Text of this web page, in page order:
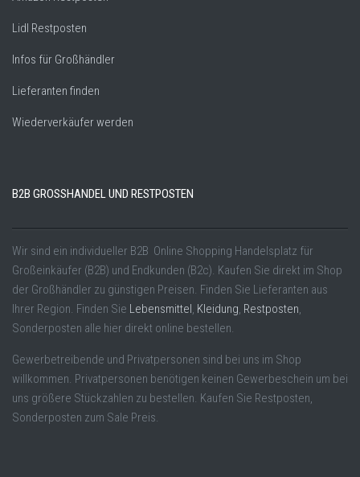
Lidl Restposten
Infos für Großhändler
Lieferanten finden
Wiederverkäufer werden
B2B GROSSHANDEL UND RESTPOSTEN
Wir sind ein individueller B2B Online Shopping Handelsplatz für
Großeinkäufer (B2B) und Endkunden (B2c). Kaufen Sie direkt im Shop
der Großhändler zu günstigen Preisen. Finden Sie Lieferanten aus
Ihrer Region. Finden Sie Lebensmittel , Kleidung, Restposten,
Sonderposten alle hier direkt online bestellen.
Gewerbetreibende und Privatpersonen sind bei uns im Shop
willkommen. Privatpersonen benötigen keinen Gewerbeschein um bei
uns größere Stückzahlen zu bestellen. Kaufen Sie Restposten,
Sonderposten zum Sale Preis.